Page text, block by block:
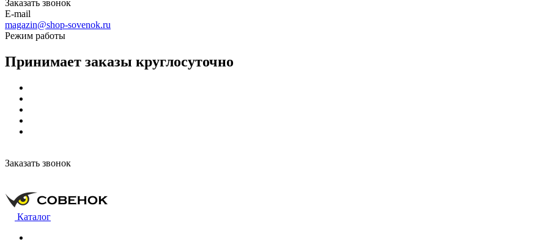
Заказать звонок
E-mail
magazin@shop-sovenok.ru
Режим работы
Принимает заказы круглосуточно
Заказать звонок
Каталог